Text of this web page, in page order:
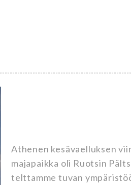
Athenen kesävaelluksen
majapaikka oli Ruotsin
telttamme tuvan